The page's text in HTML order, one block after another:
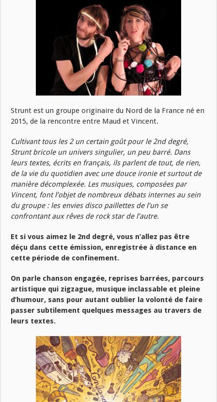
Strunt est un groupe originaire du Nord de la France né en
2015, de la rencontre entre Maud et Vincent.
Cultivant tous les 2 un certain goût pour le 2nd degré,
Strunt bricole un univers singulier, un peu barré. Dans
leurs textes, écrits en français, ils parlent de tout, de rien,
de la vie du quotidien avec une douce ironie et surtout de
manière décomplexée. Les musiques, composées par
Vincent, font l’objet de nombreux débats internes au sein
du groupe : les envies disco paillettes de l’un se
confrontant aux rêves de rock star de l’autre.
Et si vous aimez le 2nd degré, vous n’allez pas être
déçu dans cette émission, enregistrée à distance en
cette période de confinement.
On parle chanson engagée, reprises barrées, parcours
artistique qui zigzague, musique inclassable et pleine
d’humour, sans pour autant oublier la volonté de faire
passer subtilement quelques messages au travers de
leurs textes.